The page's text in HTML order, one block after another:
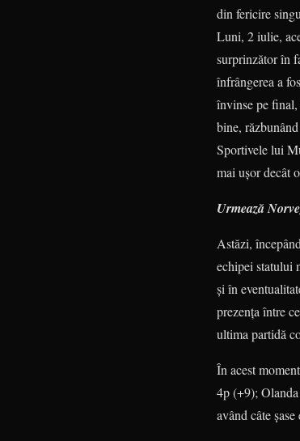
din fericire
Luni, 2 iulie,
surprinzător în
înfrânge­rea a
învinse pe
bine,
Sportivele lui
mai uşor decât
Urmează
Astăzi,
echipei statului
şi în
prezenţa între
ultima partidă
În acest
4p (+9);
având câte